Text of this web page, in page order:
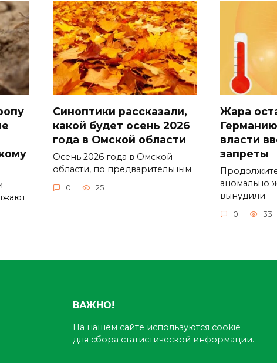
Синоптики рассказали,
какой будет осень 2026
года в Омской области
Осень 2026 года в Омской
области, по предварительным
0 25
Жара
власти
запреты
аномально
вынудили
0 33
ВАЖНО!
На нашем сайте используются cookie
для сбора статистической информации.